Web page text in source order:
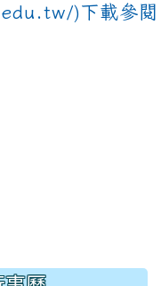
)下載參閱